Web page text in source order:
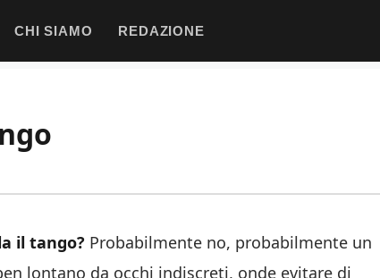
CHI SIAMO REDAZIONE
il tango? Probabilmente no, probabilmente un
lontano da occhi indiscreti, onde evitare di